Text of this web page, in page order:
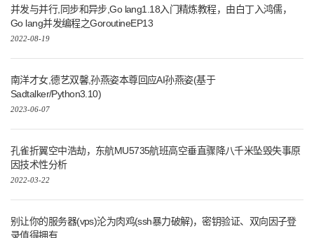
并发与并行,同步和异步,Go lang1.18入门精炼教程，由白丁入鸿儒，
Go lang并发编程之GoroutineEP13
2022-08-19
南洋才女,德艺双馨,孙燕姿本尊回应AI孙燕姿(基于
Sadtalker/Python3.10)
2023-06-07
孔雀折翼空中浩劫，东航MU5735航班高空垂直骤降八千米坠毁失事原
因技术性分析
2022-03-22
别让你的服务器(vps)沦为肉鸡(ssh暴力破解)，密钥验证、双向因子登
录值得拥有